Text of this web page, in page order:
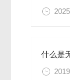
什么是